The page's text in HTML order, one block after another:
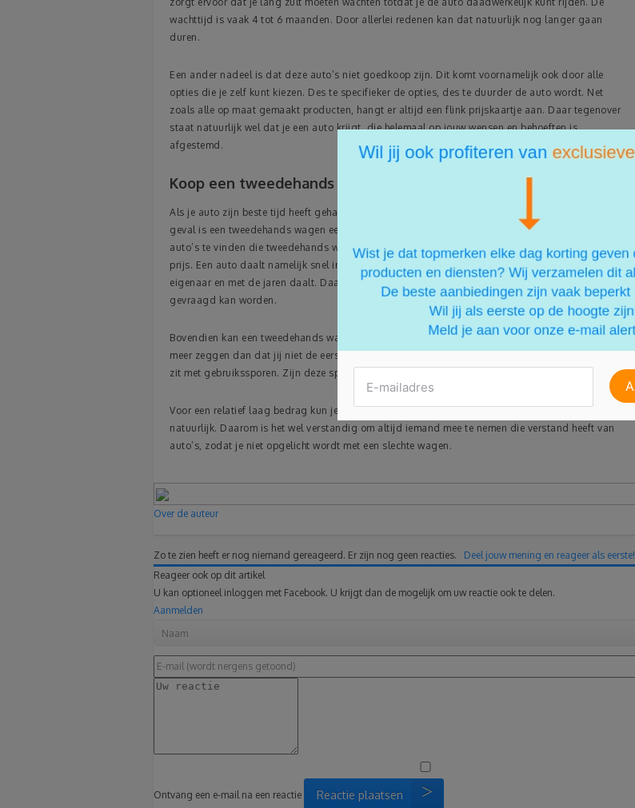
wachttijd is vaak 4 tot 6 maanden. Door allerlei redenen kan dat natuurlijk nog langer gaan
duren.
Een ander nadeel is dat deze auto’s niet goedkoop zijn. Dit komt voornamelijk ook door alle
opties die je zelf kunt kiezen. Des te specifieker de opties, des te duurder de auto wordt. Net
zoals alle op maat gemaakt producten, hangt er altijd een flink prijskaartje aan. Daar tegenover
staat natuurlijk wel dat je een auto krijgt, die helemaal op jouw wensen en behoeften is
afgestemd.
Koop een tweedehands wagen
Als je auto zijn beste tijd heeft gehad, dan is het van belang dat er snel een nieuwe komt. In dat
geval is een tweedehands wagen een goede keuze. Op internet en bij garages zijn er genoeg
auto’s te vinden die tweedehands worden aangeboden. Het voordeel is natuurlijk de goedkope
prijs. Een auto daalt namelijk snel in waarde. Dat betekent dat de waarde van een auto met de
eigenaar en met de jaren daalt. Daar kun jij dus van profiteren, omdat er nooit een hoog bedrag
gevraagd kan worden.
Bovendien kan een tweedehands wagen nog een lange tijd meegaan. Tweedehands wil niet
meer zeggen dan dat jij niet de eerste eigenaar bent. Dat betekent niet per se dat een auto vol
zit met gebruikssporen. Zijn deze sporen wel aanwezig, dan daalt de prijs natuurlijk nog meer.
Voor een relatief laag bedrag kun je nog jaren van deze auto genieten, mits je de juiste kiest
natuurlijk. Daarom is het wel verstandig om altijd iemand mee te nemen die verstand heeft van
auto’s, zodat je niet opgelicht wordt met een slechte wagen.
Over de auteur
Zo te zien heeft er nog niemand gereageerd. Er zijn nog geen reacties. Deel jouw mening en reageer als eerste!
Reageer ook op dit artikel
U kan optioneel inloggen met Facebook. U krijgt dan de mogelijk om uw reactie ook te delen.
Aanmelden
Ontvang een e-mail na een reactie Reactie plaatsen